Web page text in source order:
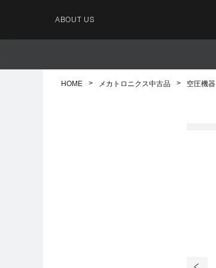
ABOUT US
HOME メカトロニクス中古品 空圧機器